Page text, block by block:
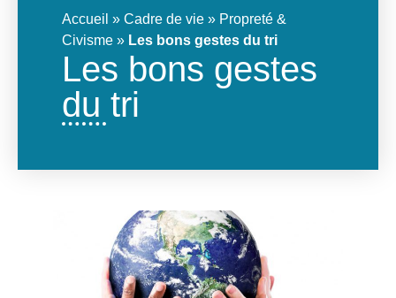
Accueil » Cadre de vie » Propreté &
Civisme » Les bons gestes du tri
Les bons gestes
du tri